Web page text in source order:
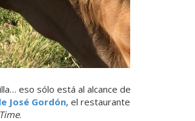
eso sólo está al alcance de
José Gordón, el restaurante
Time.